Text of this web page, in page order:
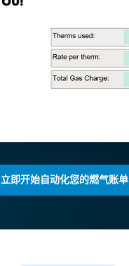
立即开始自动化您的燃气账单